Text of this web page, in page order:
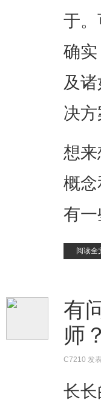
于
确
及
决
想
概
有
阅读全
有
师？
C7210 发
长